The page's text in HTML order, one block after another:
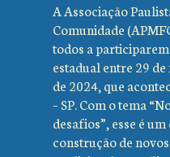
A Associação
Comunidade
todos a
estadual entre 29
de 2024, que
– SP. Com o tema
desafios”, esse é
construção de